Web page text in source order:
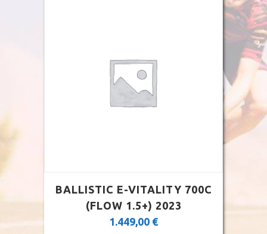
BALLISTIC E-VITALITY 700C
(FLOW 1.5+) 2023
1.449,00 €